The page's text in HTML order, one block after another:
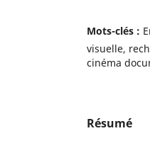
Mots-clés :
visuelle,
cinéma
Résumé